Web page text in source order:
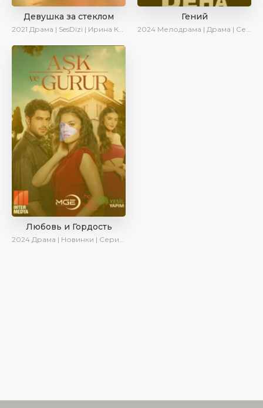
Девушка за стеклом
2021 Драма | SesDizi | Ирина Котова
Гений
2024 Мелодрама | Драма | Сериалы 2024
Любовь и Гордость
2024 Драма | Новинки | Сериалы 2024